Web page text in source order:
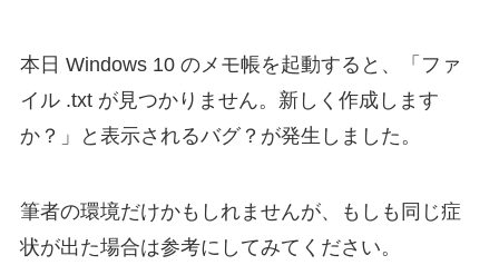
本日 Windows 10 のメモ帳を起動すると、「ファ
イル .txt が見つかりません。新しく作成します
か？」と表示されるバグ？が発生しました。
筆者の環境だけかもしれませんが、もしも同じ症
状が出た場合は参考にしてみてください。